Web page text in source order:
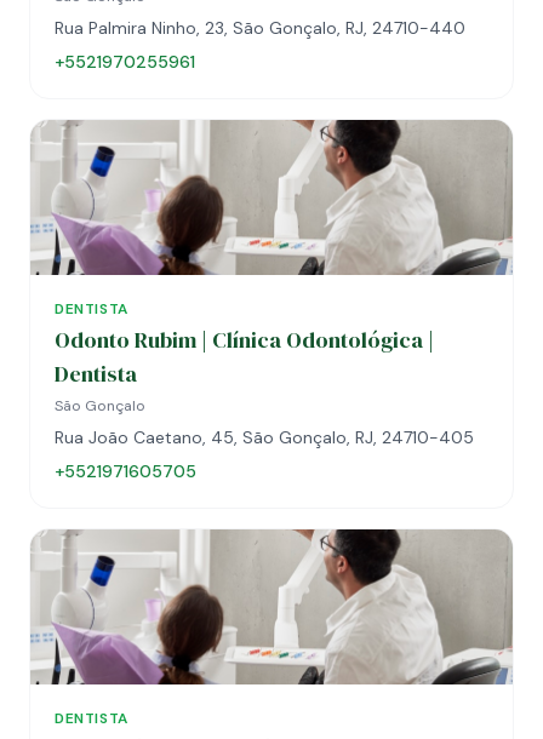
Rua Palmira Ninho, 23, São Gonçalo, RJ, 24710-440
+5521970255961
DENTISTA
Odonto Rubim | Clínica Odontológica |
Dentista
São Gonçalo
Rua João Caetano, 45, São Gonçalo, RJ, 24710-405
+5521971605705
DENTISTA